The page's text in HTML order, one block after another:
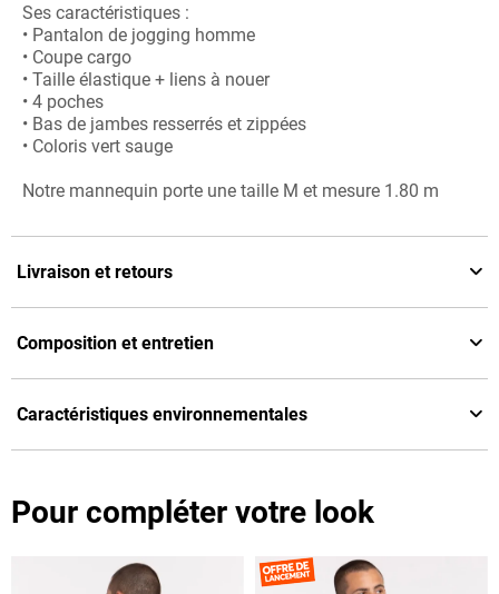
Ses caractéristiques :
• Pantalon de jogging homme
• Coupe cargo
• Taille élastique + liens à nouer
• 4 poches
• Bas de jambes resserrés et zippées
• Coloris vert sauge
Notre mannequin porte une taille M et mesure 1.80 m
Livraison et retours
Composition et entretien
Caractéristiques environnementales
Pour compléter votre look